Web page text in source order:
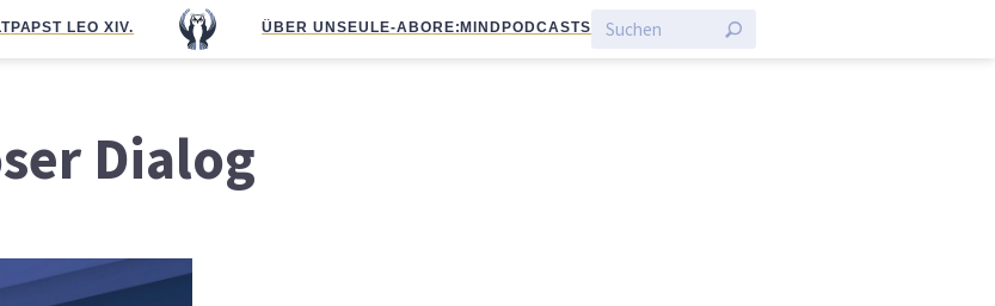
PAPST LEO XIV. ÜBER UNS EULE-ABO RE:MIND PODCASTS
Dialog